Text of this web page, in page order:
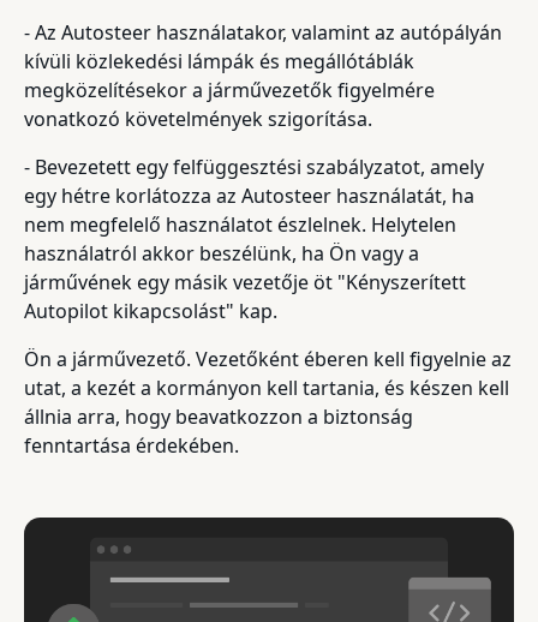
- Az Autosteer használatakor, valamint az autópályán
kívüli közlekedési lámpák és megállótáblák
megközelítésekor a járművezetők figyelmére
vonatkozó követelmények szigorítása.
- Bevezetett egy felfüggesztési szabályzatot, amely
egy hétre korlátozza az Autosteer használatát, ha
nem megfelelő használatot észlelnek. Helytelen
használatról akkor beszélünk, ha Ön vagy a
járművének egy másik vezetője öt "Kényszerített
Autopilot kikapcsolást" kap.
Ön a járművezető. Vezetőként éberen kell figyelnie az
utat, a kezét a kormányon kell tartania, és készen kell
állnia arra, hogy beavatkozzon a biztonság
fenntartása érdekében.